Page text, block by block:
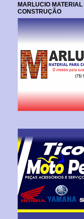
MARLUCIO MATERIAL
CONSTRUÇÃO